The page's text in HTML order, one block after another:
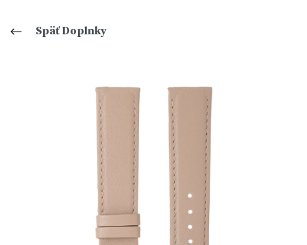
Späť Doplnky